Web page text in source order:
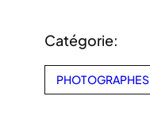
Catégorie:
PHOTOGRAPHES